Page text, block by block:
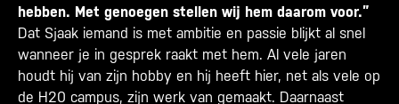
hebben. Met genoegen stellen wij hem daarom voor.”
Dat Sjaak iemand is met ambitie en passie blijkt al snel
wanneer je in gesprek raakt met hem. Al vele jaren
houdt hij van zijn hobby en hij heeft hier, net als vele op
de H20 campus, zijn werk van gemaakt. Daarnaast